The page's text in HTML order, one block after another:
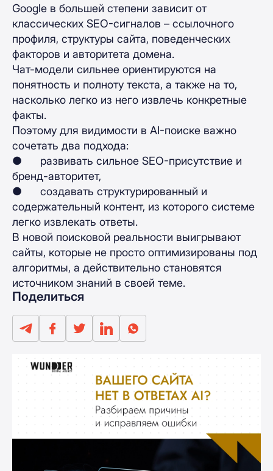
Google в большей степени зависит от
классических SEO-сигналов – ссылочного
профиля, структуры сайта, поведенческих
факторов и авторитета домена.
Чат-модели сильнее ориентируются на
понятность и полноту текста, а также на то,
насколько легко из него извлечь конкретные
факты.
Поэтому для видимости в AI-поиске важно
сочетать два подхода:
● развивать сильное SEO-присутствие и
бренд-авторитет,
● создавать структурированный и
содержательный контент, из которого системе
легко извлекать ответы.
В новой поисковой реальности выигрывают
сайты, которые не просто оптимизированы под
алгоритмы, а действительно становятся
источником знаний в своей теме.
Поделиться